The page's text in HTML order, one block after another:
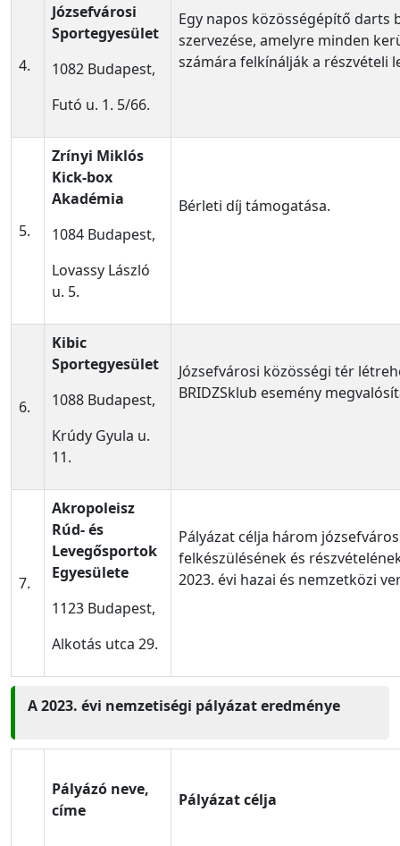
4.
Józsefvárosi
Sportegyesület
1082 Budapest,
Futó u. 1. 5/66.
Egy napos közösségépítő darts
szervezése, amelyre minden
számára felkínálják a részvételi
5.
Zrínyi Miklós
Kick-box
Akadémia
1084 Budapest,
Lovassy László
u. 5.
Bérleti díj támogatása.
6.
Kibic
Sportegyesület
1088 Budapest,
Krúdy Gyula u.
11.
Józsefvárosi közösségi tér
BRIDZSklub esemény
7.
Akropoleisz
Rúd- és
Levegősportok
Egyesülete
1123 Budapest,
Alkotás utca 29.
Pályázat célja három
felkészülésének és
2023. évi hazai és nemzetközi
A 2023. évi nemzetiségi pályázat eredménye
Pályázó neve,
címe
Pályázat célja